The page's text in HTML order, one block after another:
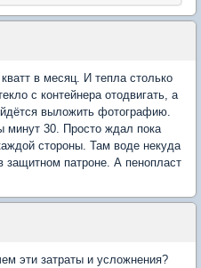
в месяц. И тепла столько
с контейнера отодвигать, а
выложить фотографию.
минут 30. Просто ждал пока
стороны. Там воде некуда
защитном патроне. А пенопласт
эти затраты и усложнения?